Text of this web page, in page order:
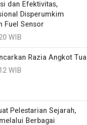
dan Efektivitas,
Disperumkim
Fuel Sensor
WIB
Razia Angkot Tua
WIB
Pelestarian Sejarah,
Berbagai